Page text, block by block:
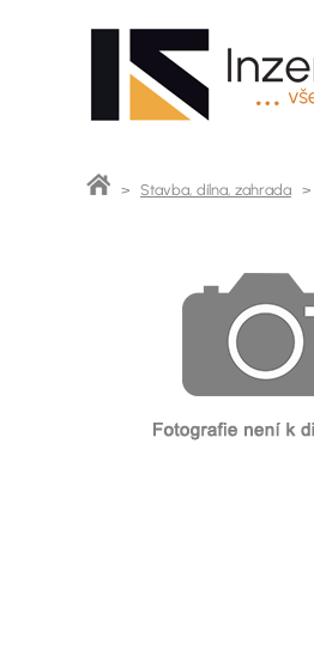
> Stavba, dílna, zahrada >